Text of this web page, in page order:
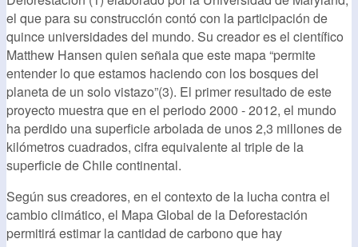
el que para su construcción contó con la participación de
quince universidades del mundo. Su creador es el científico
Matthew Hansen quien señala que este mapa “permite
entender lo que estamos haciendo con los bosques del
planeta de un solo vistazo”(3). El primer resultado de este
proyecto muestra que en el periodo 2000 - 2012, el mundo
ha perdido una superficie arbolada de unos 2,3 millones de
kilómetros cuadrados, cifra equivalente al triple de la
superficie de Chile continental.
Según sus creadores, en el contexto de la lucha contra el
cambio climático, el Mapa Global de la Deforestación
permitirá estimar la cantidad de carbono que hay